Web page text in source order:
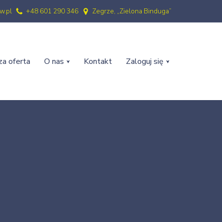
+48 601 290 346 Zegrze, „Zielona Binduga”
oferta O nas Kontakt Zaloguj się